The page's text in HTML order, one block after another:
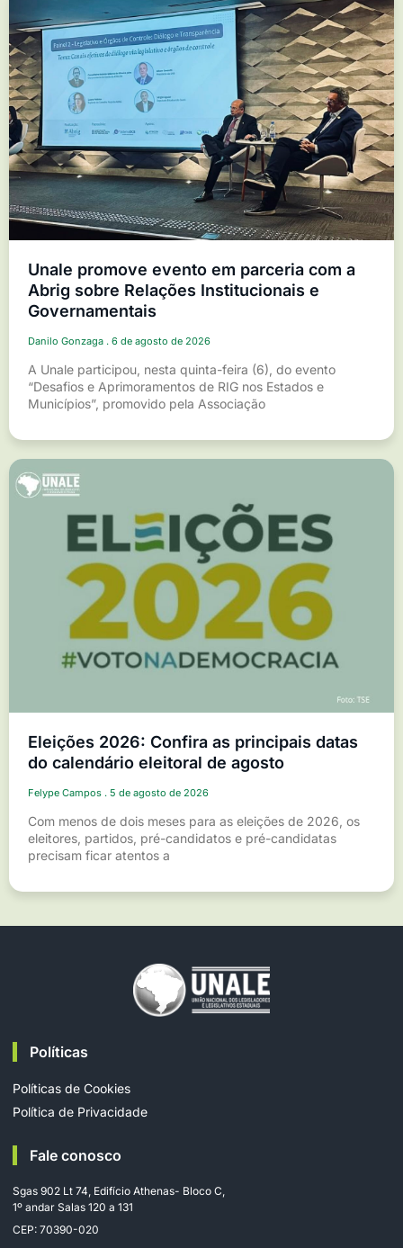
Unale promove evento em parceria com a
Abrig sobre Relações Institucionais e
Governamentais
Danilo Gonzaga 6 de agosto de 2026
A Unale participou, nesta quinta-feira (6), do evento
“Desafios e Aprimoramentos de RIG nos Estados e
Municípios”, promovido pela Associação
Eleições 2026: Confira as principais datas
do calendário eleitoral de agosto
Felype Campos 5 de agosto de 2026
Com menos de dois meses para as eleições de 2026, os
eleitores, partidos, pré-candidatos e pré-candidatas
precisam ficar atentos a
Políticas
Políticas de Cookies
Política de Privacidade
Fale conosco
Sgas 902 Lt 74, Edifício Athenas- Bloco C,
1º andar Salas 120 a 131
CEP: 70390-020